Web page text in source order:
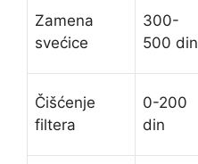
Zamena
svećice
300-
500 din
Čišćenje
filtera
0-200
din